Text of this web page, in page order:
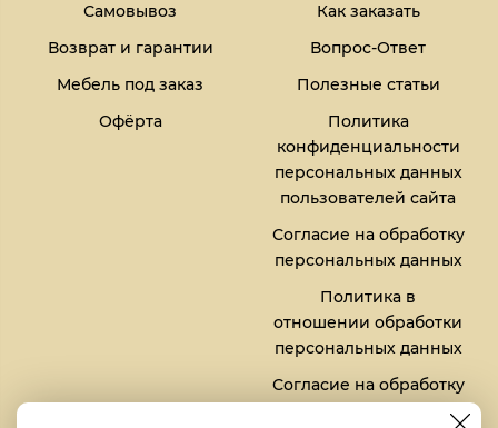
Самовывоз
Возврат и гарантии
Мебель под заказ
Офёрта
Как заказать
Вопрос-Ответ
Полезные статьи
Политика
конфиденциальности
персональных данных
пользователей сайта
Согласие на обработку
персональных данных
Политика в
отношении обработки
персональных данных
Согласие на обработку
файлов кукис (cookies)